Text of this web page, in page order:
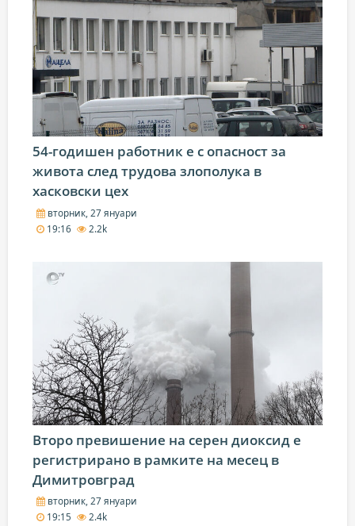
54-годишен работник е с опасност за
живота след трудова злополука в
хасковски цех
вторник, 27 януари
19:16
2.2k
Второ превишение на серен диоксид е
регистрирано в рамките на месец в
Димитровград
вторник, 27 януари
19:15
2.4k